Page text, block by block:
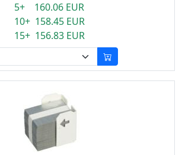
5+ 160.06 EUR
10+ 158.45 EUR
15+ 156.83 EUR